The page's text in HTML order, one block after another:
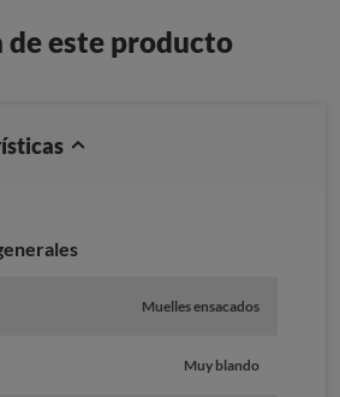
de este producto
Muelles ensacados
Muy blando